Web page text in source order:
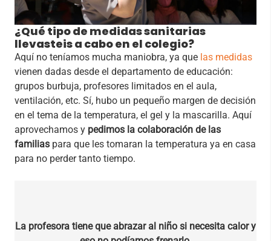
¿Qué tipo de medidas sanitarias
llevasteis a cabo en el colegio?
Aquí no teníamos mucha maniobra, ya que las medidas
vienen dadas desde el departamento de educación:
grupos burbuja, profesores limitados en el aula,
ventilación, etc. Sí, hubo un pequeño margen de decisión
en el tema de la temperatura, el gel y la mascarilla. Aquí
aprovechamos y pedimos la colaboración de las
familias para que les tomaran la temperatura ya en casa
para no perder tanto tiempo.
La profesora tiene que abrazar al niño si necesita calor y